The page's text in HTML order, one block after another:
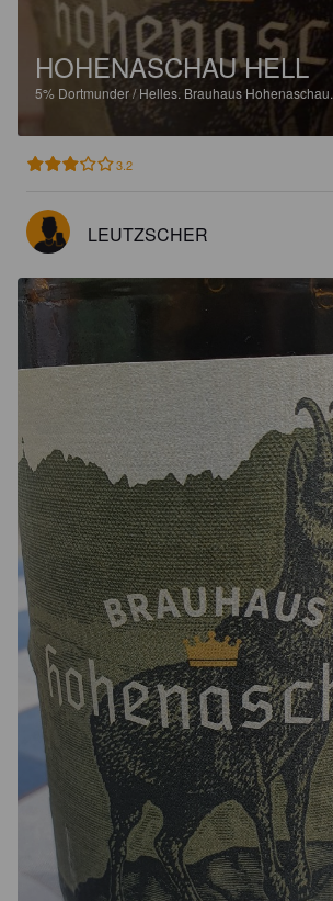
HOHENASCHAU HELL
5% Dortmunder / Helles. Brauhaus Hohenaschau.
3.2
LEUTZSCHER